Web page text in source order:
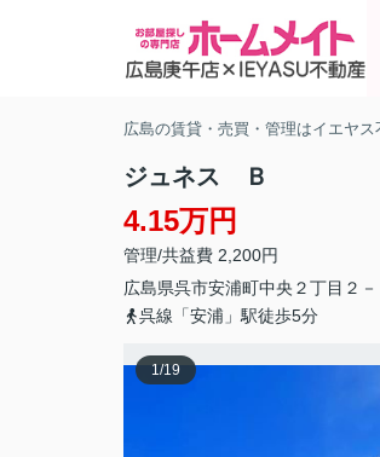
広島の賃貸・売買・管理はイエヤス
ジュネス Ｂ
4.15万円
管理/共益費 2,200円
広島県呉市安浦町中央 ２丁目２－
呉線「安浦」駅徒歩5分
1/19